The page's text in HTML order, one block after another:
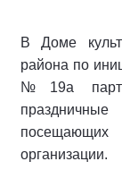
В Доме
района по
№19а
организации.